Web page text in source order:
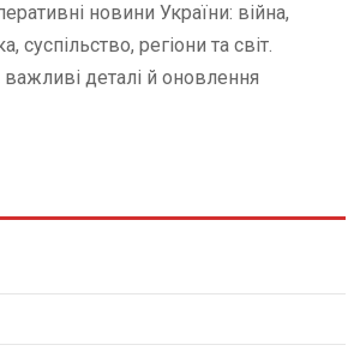
новини України: війна,
суспільство, регіони та світ.
важливі деталі й оновлення